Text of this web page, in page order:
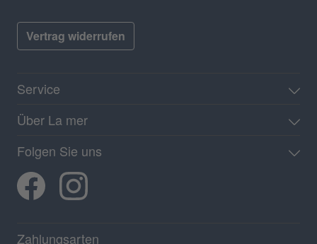
Vertrag widerrufen
Service
Über La mer
Folgen Sie uns
Zahlungsarten